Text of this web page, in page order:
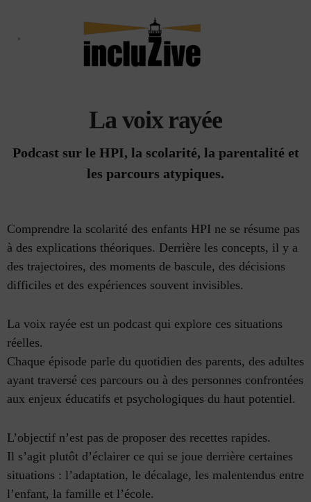
La voix rayée
Podcast sur le HPI, la scolarité, la parentalité et
les parcours atypiques.
Comprendre la scolarité des enfants HPI ne se résume pas
à des explications théoriques. Derrière les concepts, il y a
des trajectoires, des moments de bascule, des décisions
difficiles et des expériences souvent invisibles.
La voix rayée est un podcast qui explore ces situations
réelles.
Chaque épisode parle du quotidien des parents, des adultes
ayant traversé ces parcours ou à des personnes confrontées
aux enjeux éducatifs et psychologiques du haut potentiel.
L’objectif n’est pas de proposer des recettes rapides.
Il s’agit plutôt d’éclairer ce qui se joue derrière certaines
situations : l’adaptation, le décalage, les malentendus entre
l’enfant, la famille et l’école.